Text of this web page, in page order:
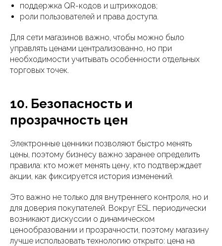
поддержка QR-кодов и штрихкодов;
роли пользователей и права доступа.
Для сети магазинов важно, чтобы можно было
управлять ценами централизованно, но при
необходимости учитывать особенности отдельных
торговых точек.
10. Безопасность и
прозрачность цен
Электронные ценники позволяют быстро менять
цены, поэтому бизнесу важно заранее определить
правила: кто может менять цену, кто подтверждает
акции, как фиксируется история изменений.
Это важно не только для внутреннего контроля, но и
для доверия покупателей. Вокруг ESL периодически
возникают дискуссии о динамическом
ценообразовании и прозрачности, поэтому магазину
лучше использовать технологию открыто: цена на